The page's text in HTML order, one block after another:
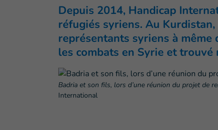
Depuis 2014, Handicap
réfugiés syriens. Au
représentants syriens à
les combats en Syrie et
Badria et son fils, lors d’une réunion du projet de
International